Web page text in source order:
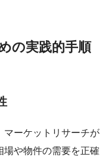
の実践的手順
ーケットリサーチが
や物件の需要を正確